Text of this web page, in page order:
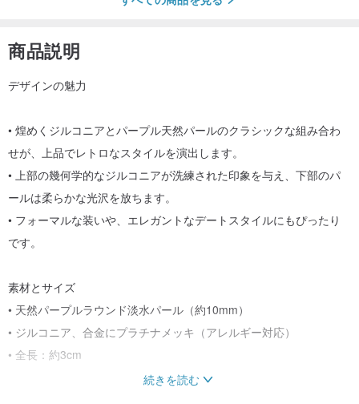
商品説明
デザインの魅力
• 煌めくジルコニアとパープル天然パールのクラシックな組み合わ
せが、上品でレトロなスタイルを演出します。
• 上部の幾何学的なジルコニアが洗練された印象を与え、下部のパ
ールは柔らかな光沢を放ちます。
• フォーマルな装いや、エレガントなデートスタイルにもぴったり
です。
素材とサイズ
• 天然パープルラウンド淡水パール（約10mm）
• ジルコニア、合金にプラチナメッキ（アレルギー対応）
• 全長：約3cm
続きを読む